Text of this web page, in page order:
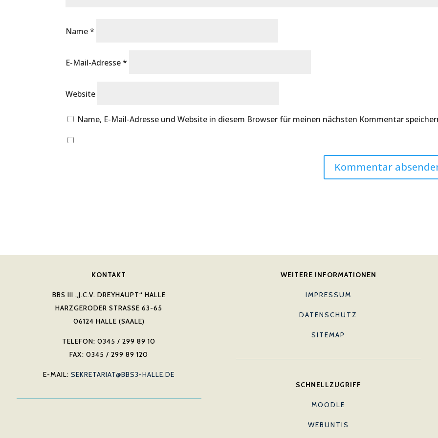
Name*
E-Mail-Adresse*
Website
Name, E-Mail-Adresse und Website in diesem Browser für meinen nächsten Kommentar
KONTAKT
BBS III „J.C.V. DREYHAUPT“ HALLE
HARZGERODER STRASSE 63-65
06124 HALLE (SAALE)
TELEFON: 0345 / 299 89 10
FAX: 0345 / 299 89 120
E-MAIL: SEKRETARIAT@BBS3-HALLE.DE
WEITERE INFORMATIONEN
IMPRESSUM
DATENSCHUTZ
SITEMAP
SCHNELLZUGRIFF
MOODLE
WEBUNTIS